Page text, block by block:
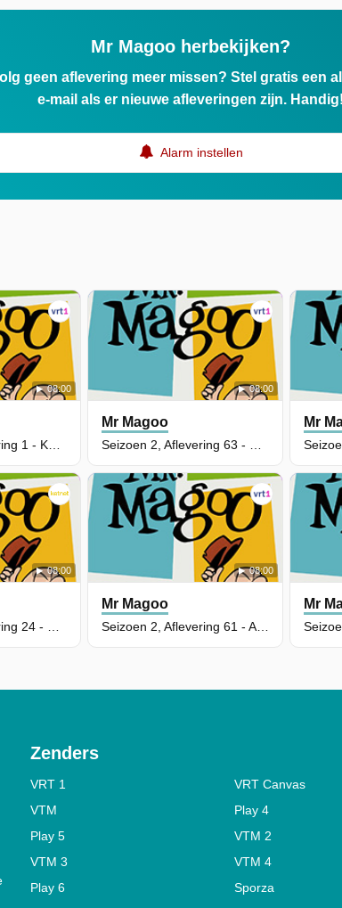
Mr Magoo herbekijken?
geen aflevering meer missen? Stel gratis een
e-mail als er nieuwe afleveringen zijn. Handig!
Alarm instellen
08:00
08:00
08:00
Mr Magoo Mr
08:00
Mr Magoo Mr
Zenders
VRT 1
VRT Canvas
VTM
Play 4
Play 5
VTM 2
VTM 3
VTM 4
Play 6
Sporza